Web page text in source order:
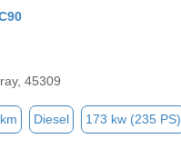
45309
Diesel 173 kw (235 PS)